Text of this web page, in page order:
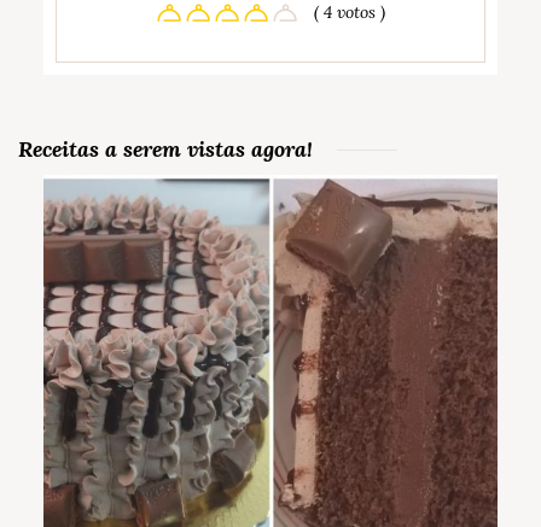
( 4 votos )
Receitas a serem vistas agora!